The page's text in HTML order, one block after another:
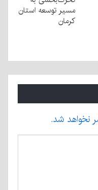
مسیر توسعه استان
کرمان
نخواهد شد.